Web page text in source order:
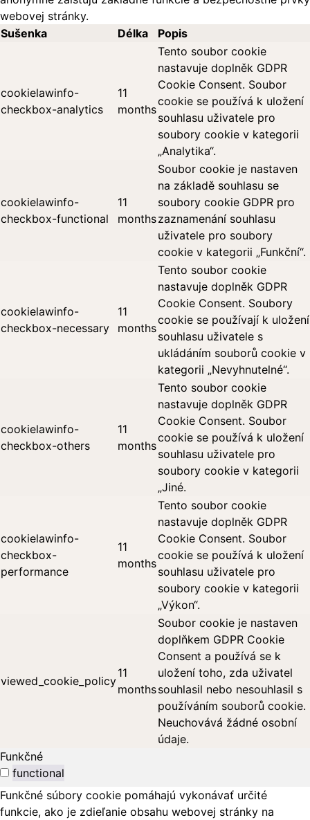
webovej stránky.
Sušenka
Délka Popis
cookielawinfo-
checkbox-analytics
11
months
Tento soubor cookie
nastavuje doplněk GDPR
Cookie Consent. Soubor
cookie se používá k uložení
souhlasu uživatele pro
soubory cookie v kategorii
„Analytika“.
cookielawinfo-
checkbox-functional
11
months
Soubor cookie je nastaven
na základě souhlasu se
soubory cookie GDPR pro
zaznamenání souhlasu
uživatele pro soubory
cookie v kategorii „Funkční“.
cookielawinfo-
checkbox-necessary
11
months
Tento soubor cookie
nastavuje doplněk GDPR
Cookie Consent. Soubory
cookie se používají k uložení
souhlasu uživatele s
ukládáním souborů cookie v
kategorii „Nevyhnutelné“.
cookielawinfo-
checkbox-others
11
months
Tento soubor cookie
nastavuje doplněk GDPR
Cookie Consent. Soubor
cookie se používá k uložení
souhlasu uživatele pro
soubory cookie v kategorii
„Jiné.
cookielawinfo-
checkbox-
performance
11
months
Tento soubor cookie
nastavuje doplněk GDPR
Cookie Consent. Soubor
cookie se používá k uložení
souhlasu uživatele pro
soubory cookie v kategorii
„Výkon“.
viewed_cookie_policy
11
months
Soubor cookie je nastaven
doplňkem GDPR Cookie
Consent a používá se k
uložení toho, zda uživatel
souhlasil nebo nesouhlasil s
používáním souborů cookie.
Neuchovává žádné osobní
údaje.
Funkčné
functional
Funkčné súbory cookie pomáhajú vykonávať určité
funkcie, ako je zdieľanie obsahu webovej stránky na